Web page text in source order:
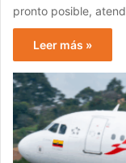
pronto posible,
Leer más »